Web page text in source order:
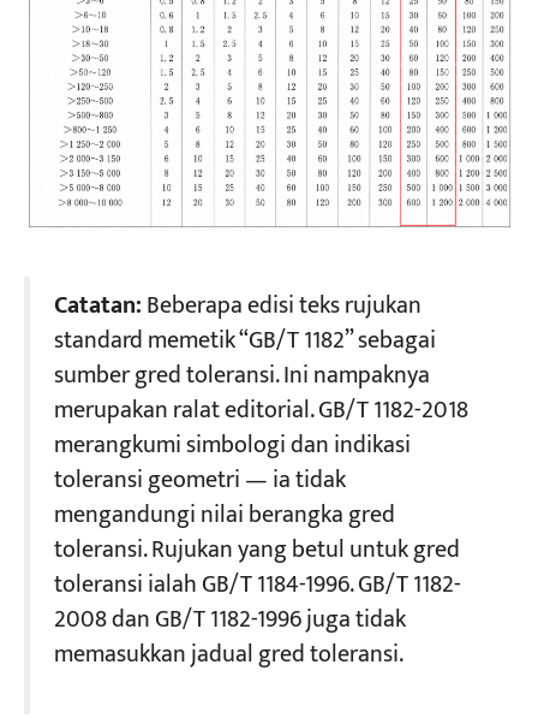
Catatan:Beberapa edisi teks rujukan
standard memetik “GB/T 1182” sebagai
sumber gred toleransi. Ini nampaknya
merupakan ralat editorial. GB/T 1182-2018
merangkumi simbologi dan indikasi
toleransi geometri — ia tidak
mengandungi nilai berangka gred
toleransi. Rujukan yang betul untuk gred
toleransi ialah GB/T 1184-1996. GB/T 1182-
2008 dan GB/T 1182-1996 juga tidak
memasukkan jadual gred toleransi.